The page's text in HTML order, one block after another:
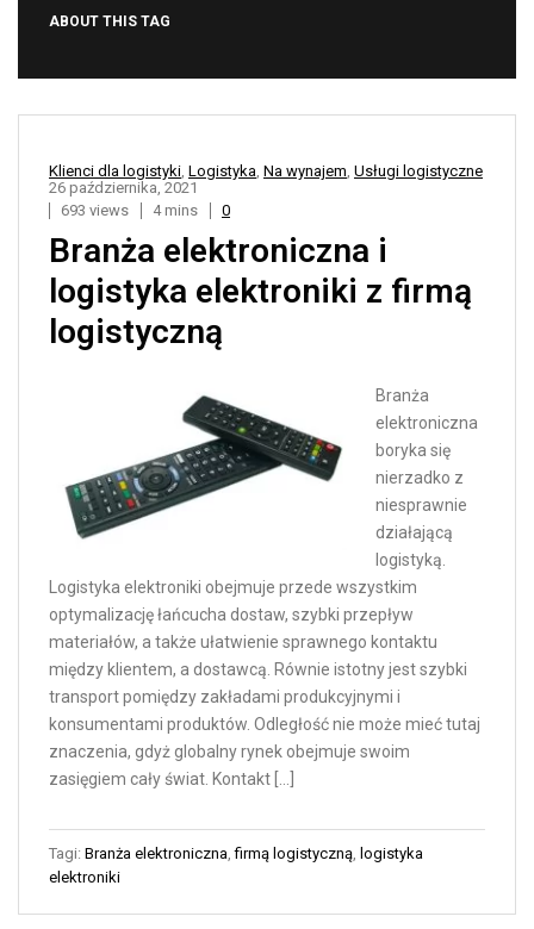
ABOUT THIS TAG
Klienci dla logistyki, Logistyka, Na wynajem, Usługi logistyczne
26 października, 2021
693 views
4 mins 0
Branża elektroniczna i
logistyka elektroniki z firmą
logistyczną
Branża
elektroniczna
boryka się
nierzadko z
niesprawnie
działającą
logistyką.
Logistyka elektroniki obejmuje przede wszystkim
optymalizację łańcucha dostaw, szybki przepływ
materiałów, a także ułatwienie sprawnego kontaktu
między klientem, a dostawcą. Równie istotny jest szybki
transport pomiędzy zakładami produkcyjnymi i
konsumentami produktów. Odległość nie może mieć tutaj
znaczenia, gdyż globalny rynek obejmuje swoim
zasięgiem cały świat. Kontakt […]
Tagi: Branża elektroniczna,firmą logistyczną, logistyka
elektroniki